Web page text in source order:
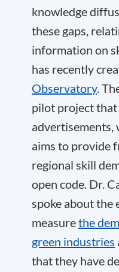
knowledge
these gaps,
information on
has recently
Observatory.
pilot project
advertisements,
aims to provide
regional skill
open code. Dr.
spoke about the
measurethe
green industries
that they have